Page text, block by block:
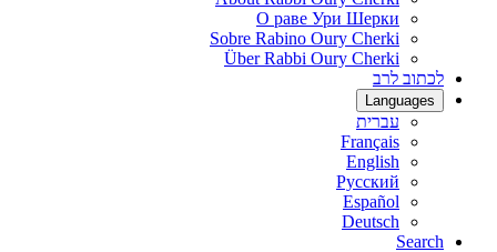
О раве Ури Шерки
Sobre Rabino Oury Cherki
Über Rabbi Oury Cherki
לכתוב לרב
Languages
עברית
Français
English
Русский
Español
Deutsch
Search